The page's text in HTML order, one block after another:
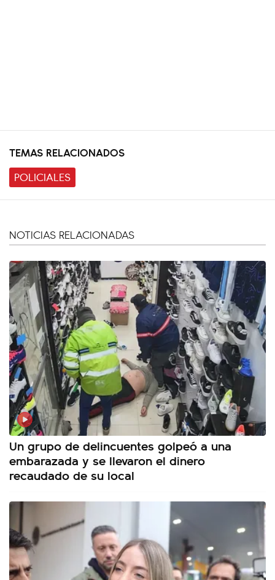
TEMAS RELACIONADOS
POLICIALES
NOTICIAS RELACIONADAS
Un grupo de delincuentes golpeó a una
embarazada y se llevaron el dinero
recaudado de su local